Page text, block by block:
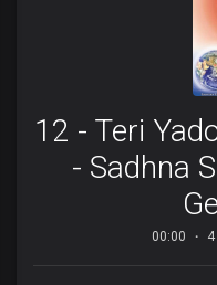
12 - Teri
- Sadhna
00:00